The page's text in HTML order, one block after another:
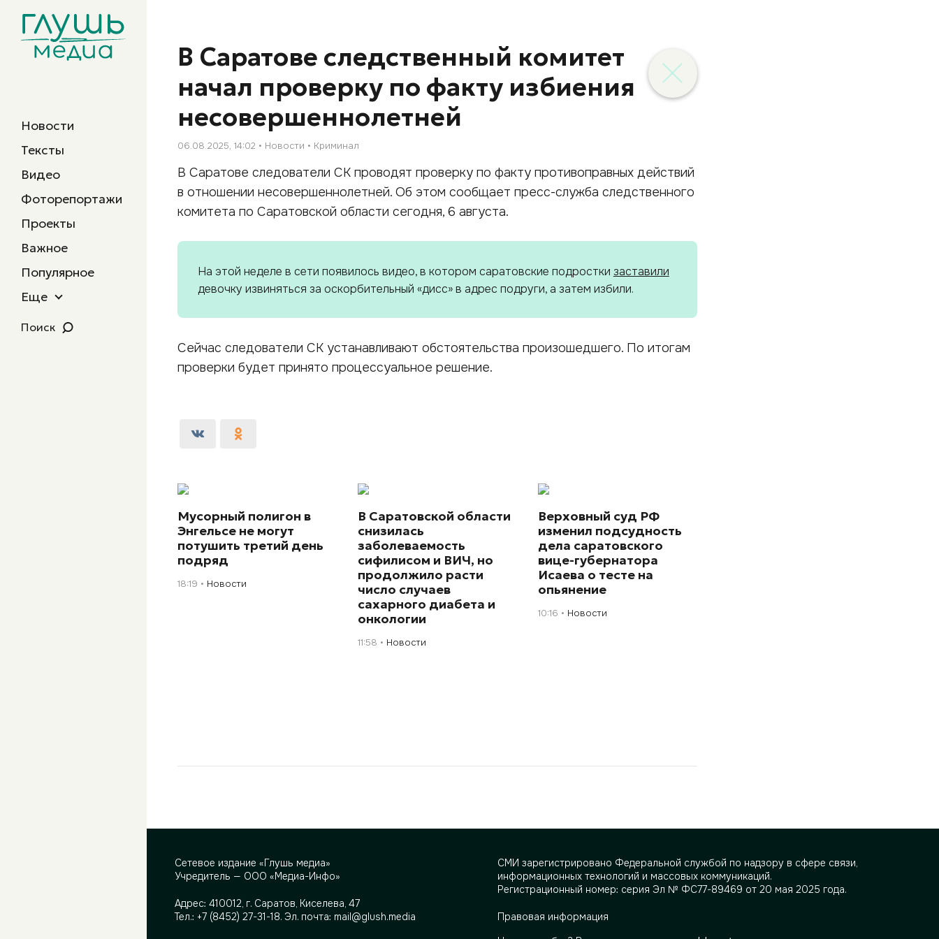
Новости
Тексты
Видео
Фоторепортажи
Проекты
Важное
Популярное
Еще
Поиск
В Саратове следственный комитет
начал проверку по факту избиения
несовершеннолетней
06.08.2025, 14:02 Новости Криминал
В Саратове следователи СК проводят проверку по факту противоправных действий
в отношении несовершеннолетней. Об этом сообщает пресс-служба следственного
комитета по Саратовской области сегодня, 6 августа.
На этой неделе в сети появилось видео, в котором саратовские подростки заставили
девочку извиняться за оскорбительный «дисс» в адрес подруги, а затем избили.
Сейчас следователи СК устанавливают обстоятельства произошедшего. По итогам
проверки будет принято процессуальное решение.
Мусорный полигон в
Энгельсе не могут
потушить третий день
подряд
18:19 Новости
В Саратовской области
снизилась
заболеваемость
сифилисом и ВИЧ, но
продолжило расти
число случаев
сахарного диабета и
онкологии
11:58 Новости
Верховный суд РФ
изменил подсудность
дела саратовского
вице-губернатора
Исаева о тесте на
опьянение
10:16 Новости
Сетевое издание «Глушь медиа»
Учредитель — ООО «Медиа-Инфо»
Адрес: 410012, г. Саратов, Киселева, 47
Тел.: +7 (8452) 27-31-18. Эл. почта: mail@glush.media
СМИ зарегистрировано Федеральной службой по надзору в сфере связи,
информационных технологий и массовых коммуникаций.
Регистрационный номер: серия Эл № ФС77-89469 от 20 мая 2025 года.
Правовая информация